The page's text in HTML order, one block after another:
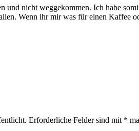
und nicht weggekommen. Ich habe
Wenn ihr mir was für einen Kaffee
Erforderliche Felder sind mit *